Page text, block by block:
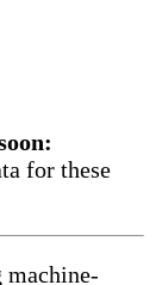
for these
machine-